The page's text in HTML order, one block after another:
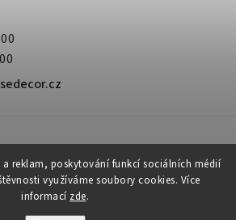
reklam, poskytování funkcí sociálních médií
využíváme soubory cookies. Více
informací zde.